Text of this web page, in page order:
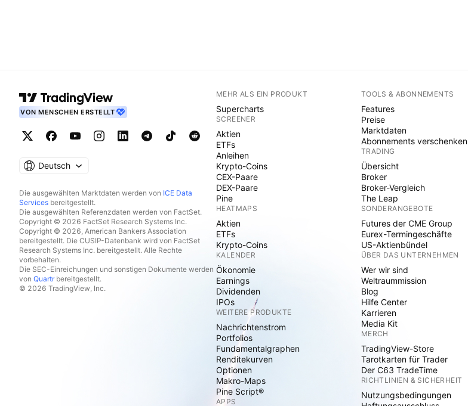
VON MENSCHEN ERSTELLT
Deutsch
Die ausgewählten Marktdaten werden von ICE Data
Services bereitgestellt.
Die ausgewählten Referenzdaten werden von FactSet.
Copyright © 2026 FactSet Research Systems Inc.
Copyright © 2026, American Bankers Association
bereitgestellt. Die CUSIP-Datenbank wird von FactSet
Research Systems Inc. bereitgestellt. Alle Rechte
vorbehalten.
Die SEC-Einreichungen und sonstigen Dokumente werden
von Quartrbereitgestellt.
© 2026 TradingView, Inc.
MEHR ALS EIN PRODUKT
Supercharts
SCREENER
Aktien
ETFs
Anleihen
Krypto-Coins
CEX-Paare
DEX-Paare
Pine
HEATMAPS
Aktien
ETFs
Krypto-Coins
KALENDER
Ökonomie
Earnings
Dividenden
IPOs
WEITERE PRODUKTE
Nachrichtenstrom
Portfolios
Fundamentalgraphen
Renditekurven
Optionen
Makro-Maps
Pine Script®
APPS
TOOLS & ABONNEMENTS
Features
Preise
Marktdaten
Abonnements verschenken
TRADING
Übersicht
Broker
Broker-Vergleich
The Leap
SONDERANGEBOTE
Futures der CME Group
Eurex-Termingeschäfte
US-Aktienbündel
ÜBER DAS UNTERNEHMEN
Wer wir sind
Weltraummission
Blog
Hilfe Center
Karrieren
Media Kit
MERCH
TradingView-Store
Tarotkarten für Trader
Der C63 TradeTime
RICHTLINIEN & SICHERHEIT
Nutzungsbedingungen